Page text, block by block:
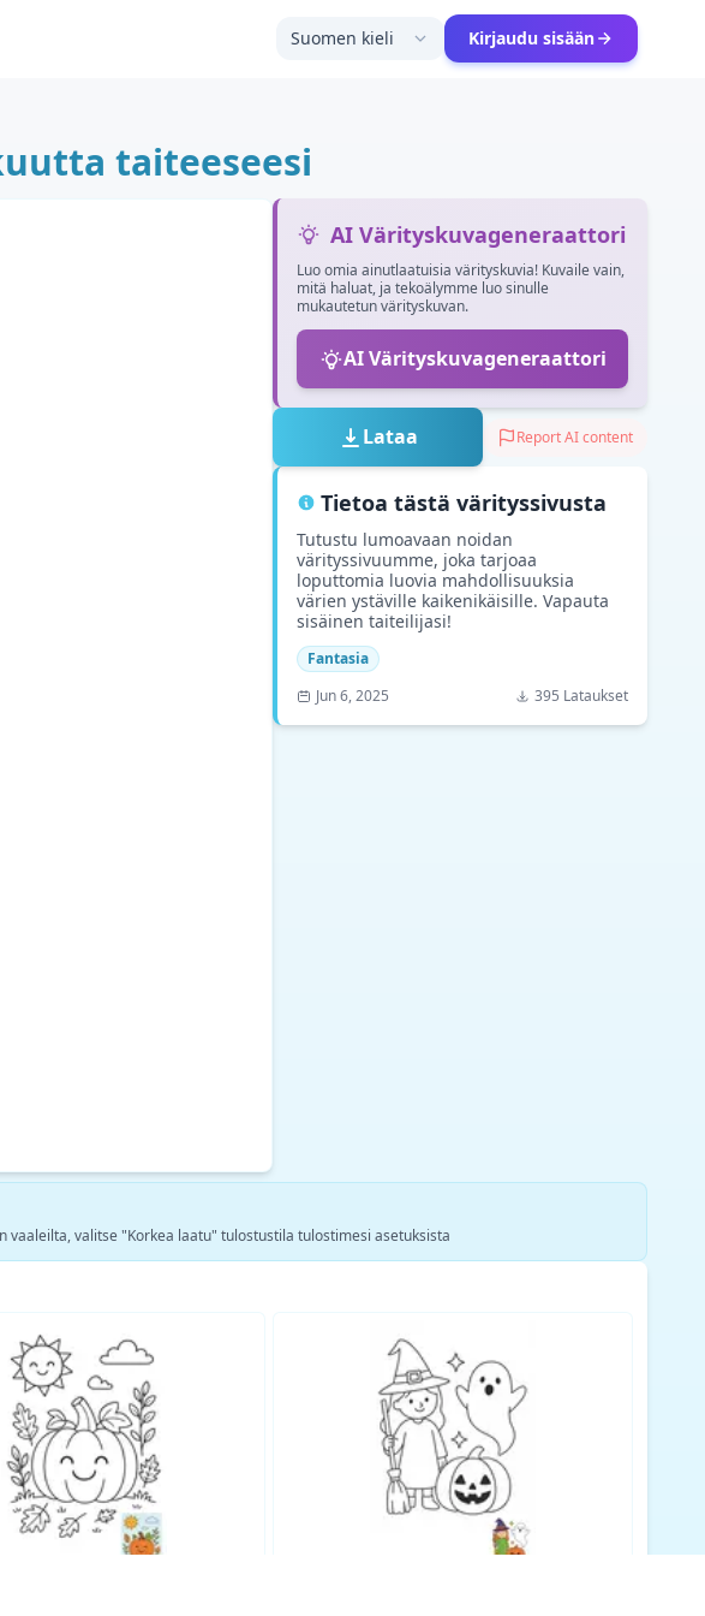
Suomen kieli Kirjaudu sisään
taiteeseesi
AI Värityskuvageneraattori
Luo omia ainutlaatuisia värityskuvia! Kuvaile vain,
mitä haluat, ja tekoälymme luo sinulle
mukautetun värityskuvan.
AI Värityskuvageneraattori
Lataa Report AI content
Tietoa tästä värityssivusta
Tutustu lumoavaan noidan
värityssivuumme, joka tarjoaa
loputtomia luovia mahdollisuuksia
värien ystäville kaikenikäisille. Vapauta
sisäinen taiteilijasi!
Fantasia
Jun 6, 2025
395 Lataukset
vaaleilta, valitse "Korkea laatu" tulostustila tulostimesi asetuksista